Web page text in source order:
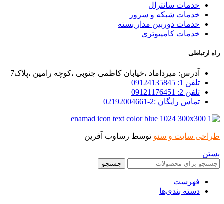
خدمات سانترال
خدمات شبکه و سرور
خدمات دوربین مدار بسته
خدمات کامپیوتری
راه ارتباطی
آدرس: میرداماد ،خیابان کاظمی جنوبی ،کوچه رامین ،پلاک7
تلفن 1: 09124135845
تلفن 2: 09121176451
تماس رایگان :2-02192004661
طراحی سایت و سئو توسط رساوب آفرین
بستن
جستجو
فهرست
دسته بندی‌ها